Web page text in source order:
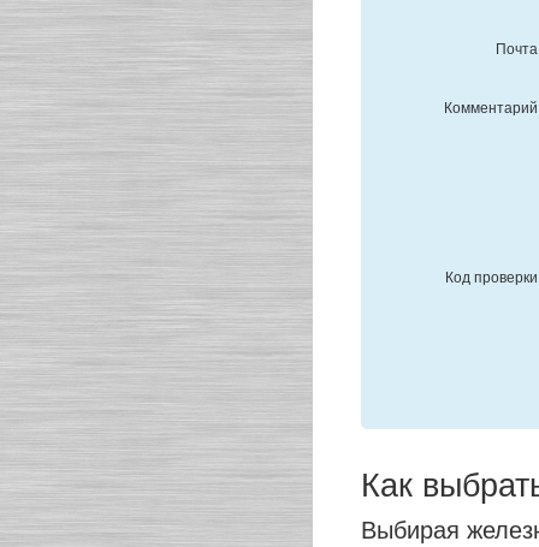
Код
Как
Выбирая